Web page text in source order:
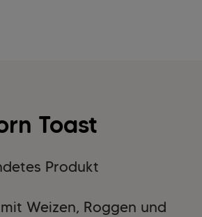
Toast
Produkt
Weizen, Roggen und